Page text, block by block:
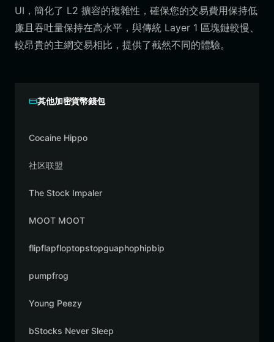
UI，簡化了 L2 擴容的複雜性，確保您的交易費用保持低
廉且吞吐量保持在高水平，與傳統 Layer 1 區塊鏈較慢、
較昂貴的主網交易相比，提供了截然不同的體驗。
其他加密貨幣錢包
Cocaine Hippo
社区联盟
The Stock Impaler
MOOT MOOT
flipflapfloptopstopguaphophipbip
pumpfrog
Young Peezy
bStocks Never Sleep